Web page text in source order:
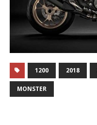
1200 2018
MONSTER